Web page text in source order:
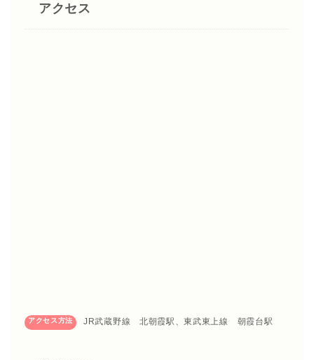
アクセス
アクセス方法 JR武蔵野線 北朝霞駅、東武東上線 朝霞台駅